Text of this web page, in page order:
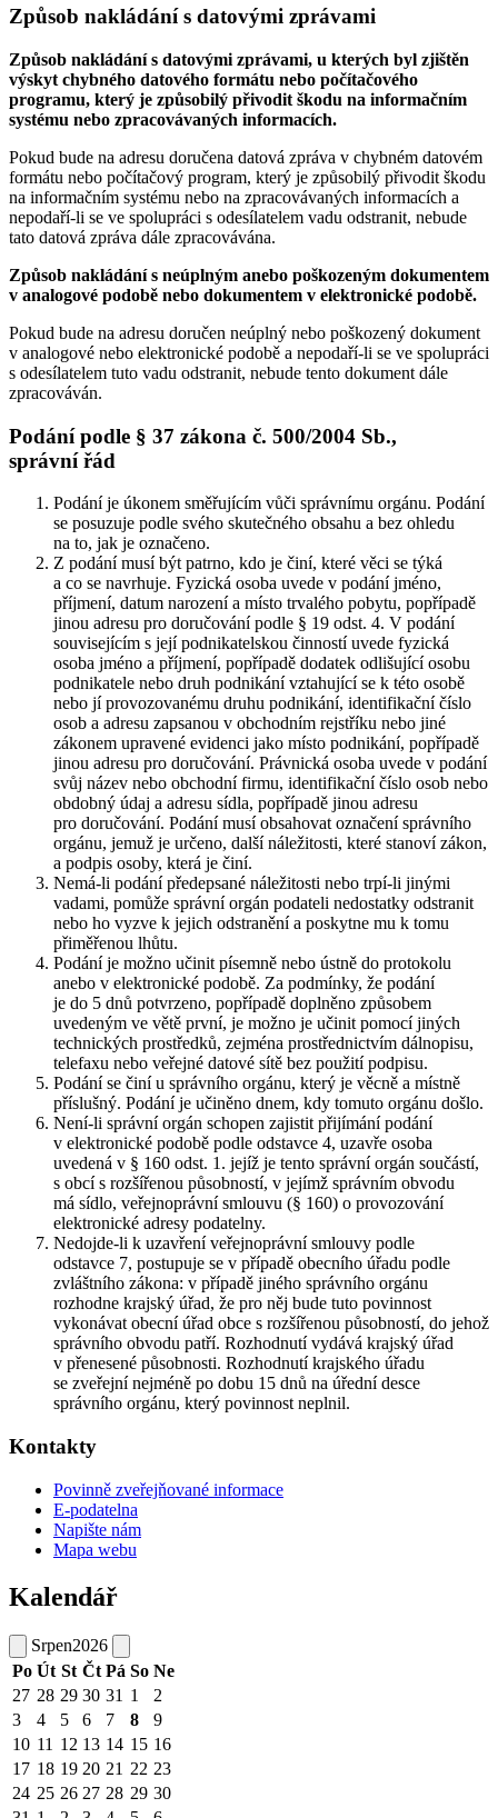
Způsob nakládání s datovými zprávami
Způsob nakládání s datovými zprávami, u kterých byl zjištěn
výskyt chybného datového formátu nebo počítačového
programu, který je způsobilý přivodit škodu na informačním
systému nebo zpracovávaných informacích.
Pokud bude na adresu doručena datová zpráva v chybném datovém
formátu nebo počítačový program, který je způsobilý přivodit škodu
na informačním systému nebo na zpracovávaných informacích a
nepodaří-li se ve spolupráci s odesílatelem vadu odstranit, nebude
tato datová zpráva dále zpracovávána.
Způsob nakládání s neúplným anebo poškozeným dokumentem
v analogové podobě nebo dokumentem v elektronické podobě.
Pokud bude na adresu doručen neúplný nebo poškozený dokument
v analogové nebo elektronické podobě a nepodaří-li se ve spolupráci
s odesílatelem tuto vadu odstranit, nebude tento dokument dále
zpracováván.
Podání podle § 37 zákona č. 500/2004 Sb.,
správní řád
Podání je úkonem směřujícím vůči správnímu orgánu. Podání
se posuzuje podle svého skutečného obsahu a bez ohledu
na to, jak je označeno.
Z podání musí být patrno, kdo je činí, které věci se týká
a co se navrhuje. Fyzická osoba uvede v podání jméno,
příjmení, datum narození a místo trvalého pobytu, popřípadě
jinou adresu pro doručování podle § 19 odst. 4. V podání
souvisejícím s její podnikatelskou činností uvede fyzická
osoba jméno a příjmení, popřípadě dodatek odlišující osobu
podnikatele nebo druh podnikání vztahující se k této osobě
nebo jí provozovanému druhu podnikání, identifikační číslo
osob a adresu zapsanou v obchodním rejstříku nebo jiné
zákonem upravené evidenci jako místo podnikání, popřípadě
jinou adresu pro doručování. Právnická osoba uvede v podání
svůj název nebo obchodní firmu, identifikační číslo osob nebo
obdobný údaj a adresu sídla, popřípadě jinou adresu
pro doručování. Podání musí obsahovat označení správního
orgánu, jemuž je určeno, další náležitosti, které stanoví zákon,
a podpis osoby, která je činí.
Nemá-li podání předepsané náležitosti nebo trpí-li jinými
vadami, pomůže správní orgán podateli nedostatky odstranit
nebo ho vyzve k jejich odstranění a poskytne mu k tomu
přiměřenou lhůtu.
Podání je možno učinit písemně nebo ústně do protokolu
anebo v elektronické podobě. Za podmínky, že podání
je do 5 dnů potvrzeno, popřípadě doplněno způsobem
uvedeným ve větě první, je možno je učinit pomocí jiných
technických prostředků, zejména prostřednictvím dálnopisu,
telefaxu nebo veřejné datové sítě bez použití podpisu.
Podání se činí u správního orgánu, který je věcně a místně
příslušný. Podání je učiněno dnem, kdy tomuto orgánu došlo.
Není-li správní orgán schopen zajistit přijímání podání
v elektronické podobě podle odstavce 4, uzavře osoba
uvedená v § 160 odst. 1. jejíž je tento správní orgán součástí,
s obcí s rozšířenou působností, v jejímž správním obvodu
má sídlo, veřejnoprávní smlouvu (§ 160) o provozování
elektronické adresy podatelny.
Nedojde-li k uzavření veřejnoprávní smlouvy podle
odstavce 7, postupuje se v případě obecního úřadu podle
zvláštního zákona: v případě jiného správního orgánu
rozhodne krajský úřad, že pro něj bude tuto povinnost
vykonávat obecní úřad obce s rozšířenou působností, do jehož
správního obvodu patří. Rozhodnutí vydává krajský úřad
v přenesené působnosti. Rozhodnutí krajského úřadu
se zveřejní nejméně po dobu 15 dnů na úřední desce
správního orgánu, který povinnost neplnil.
Kontakty
Povinně zveřejňované informace
E-podatelna
Napište nám
Mapa webu
Kalendář
Srpen2026
Po Út St Čt Pá So Ne
27 28 29 30 31 1
2
3
4 5 6 7 8
9
10 11 12 13 14 15 16
17 18 19 20 21 22 23
24 25 26 27 28 29 30